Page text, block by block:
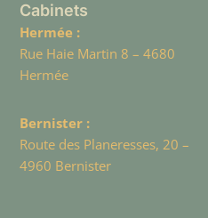
Cabinets
Hermée :
Rue Haie Martin 8 – 4680
Hermée
Bernister :
Route des Planeresses, 20 –
4960 Bernister